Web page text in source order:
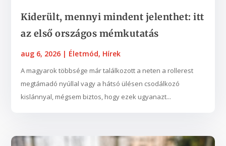
Kiderült, mennyi mindent jelenthet: itt
az első országos mémkutatás
aug 6, 2026 | Életmód, Hírek
A magyarok többsége már találkozott a neten a rollerest
megtámadó nyúllal vagy a hátsó ülésen csodálkozó
kislánnyal, mégsem biztos, hogy ezek ugyanazt...